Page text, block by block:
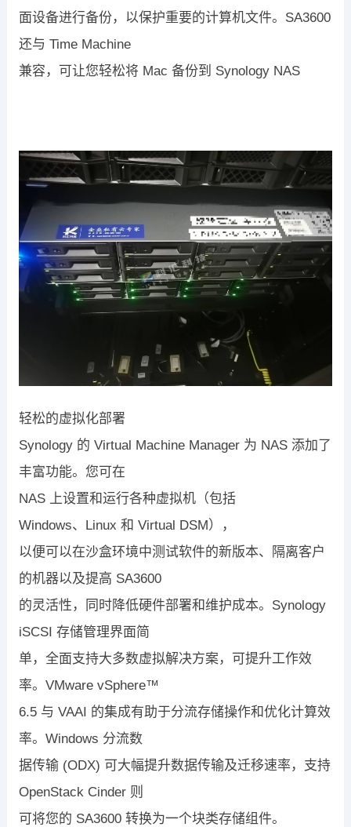
面设备进行备份，以保护重要的计算机文件。 SA3600
还与 Time Machine
兼容，可让您轻松将 Mac 备份到 Synology NAS
轻松的虚拟化部署
Synology 的 Virtual Machine Manager 为 NAS 添加了
丰富功能。您可在
NAS 上设置和运行各种虚拟机（包括
Windows、 Linux 和 Virtual DSM），
以便可以在沙盒环境中测试软件的新版本、隔离客户
的机器以及提高 SA3600
的灵活性，同时降低硬件部署和维护成本。 Synology
iSCSI 存储管理界面简
单，全面支持大多数虚拟解决方案，可提升工作效
率。 VMware vSphere™
6.5 与 VAAI 的集成有助于分流存储操作和优化计算效
率。 Windows 分流数
据传输 (ODX) 可大幅提升数据传输及迁移速率，支持
OpenStack Cinder 则
可将您的 SA3600 转换为一个块类存储组件。